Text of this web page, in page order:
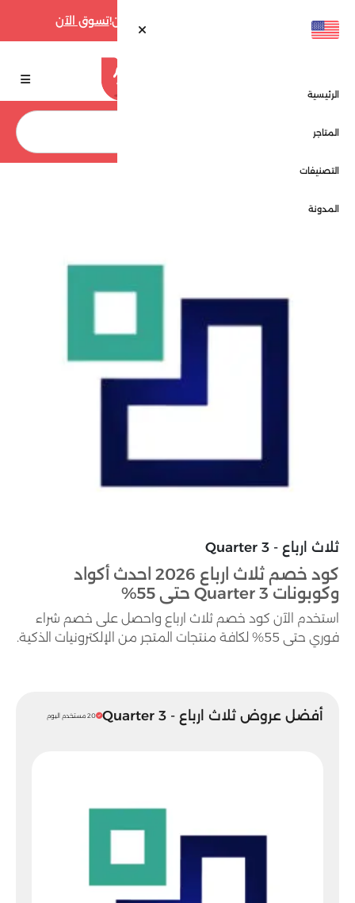
تسوق الآن
الرئيسية
المتاجر
التصنيفات
المدونة
ثلاث ارباع - 3 Quarter
كود خصم ثلاث ارباع 2026 احدث أكواد
وكوبونات 3 Quarter حتى 55%
استخدم الآن كود خصم ثلاث ارباع واحصل على خصم شراء
فوري حتى 55% لكافة منتجات المتجر من الإلكترونيات الذكية.
أفضل عروض ثلاث ارباع - 3 Quarter 20 مستخدم اليوم